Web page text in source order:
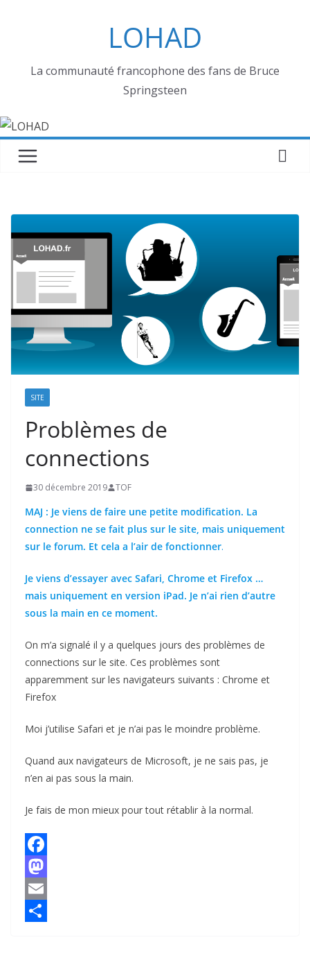
LOHAD
La communauté francophone des fans de Bruce
Springsteen
SITE
Problèmes de
connections
30 décembre 2019 TOF
MAJ : Je viens de faire une petite modification. La
connection ne se fait plus sur le site, mais uniquement
sur le forum. Et cela a l’air de fonctionner.
Je viens d’essayer avec Safari, Chrome et Firefox …
mais uniquement en version iPad. Je n’ai rien d’autre
sous la main en ce moment.
On m’a signalé il y a quelques jours des problèmes de
connections sur le site. Ces problèmes sont
apparemment sur les navigateurs suivants : Chrome et
Firefox
Moi j’utilise Safari et je n’ai pas le moindre problème.
Quand aux navigateurs de Microsoft, je ne sais pas, je
n’en ai pas sous la main.
Je fais de mon mieux pour tout rétablir à la normal.
F
a
c
M
aE